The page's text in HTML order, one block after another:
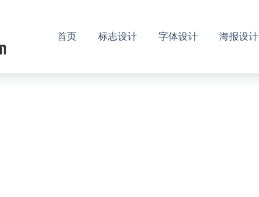
首页 标志设计 字体设计 海报设计